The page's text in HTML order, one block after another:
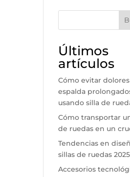
Últimos
artículos
Cómo evitar
espalda
usando silla de
Cómo transportar
de ruedas en un
Tendencias en
sillas de ruedas 2025
Accesorios